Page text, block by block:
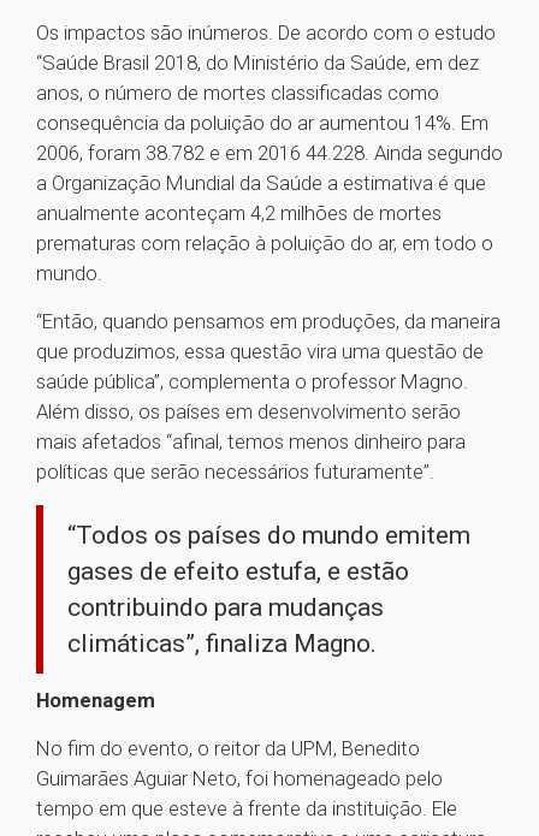
Os impactos são inúmeros. De acordo com o estudo
“Saúde Brasil 2018, do Ministério da Saúde, em dez
anos, o número de mortes classificadas como
consequência da poluição do ar aumentou 14%. Em
2006, foram 38.782 e em 2016 44.228. Ainda segundo
a Organização Mundial da Saúde a estimativa é que
anualmente aconteçam 4,2 milhões de mortes
prematuras com relação à poluição do ar, em todo o
mundo.
“Então, quando pensamos em produções, da maneira
que produzimos, essa questão vira uma questão de
saúde pública”, complementa o professor Magno.
Além disso, os países em desenvolvimento serão
mais afetados “afinal, temos menos dinheiro para
políticas que serão necessários futuramente”.
“Todos os países do mundo emitem
gases de efeito estufa, e estão
contribuindo para mudanças
climáticas”, finaliza Magno.
Homenagem
No fim do evento, o reitor da UPM, Benedito
Guimarães Aguiar Neto, foi homenageado pelo
tempo em que esteve à frente da instituição. Ele